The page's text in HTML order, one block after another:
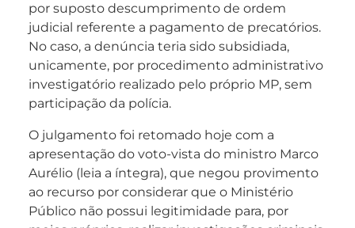
por suposto descumprimento de ordem
judicial referente a pagamento de precatórios.
No caso, a denúncia teria sido subsidiada,
unicamente, por procedimento administrativo
investigatório realizado pelo próprio MP, sem
participação da polícia.
O julgamento foi retomado hoje com a
apresentação do voto-vista do ministro Marco
Aurélio (leia a íntegra), que negou provimento
ao recurso por considerar que o Ministério
Público não possui legitimidade para, por